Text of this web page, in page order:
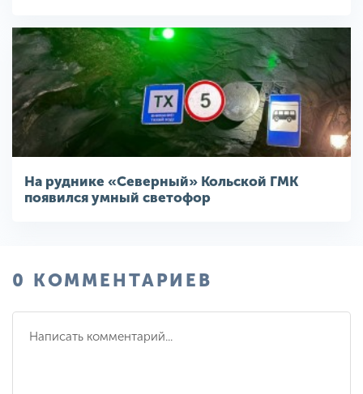
На руднике «Северный» Кольской ГМК
появился умный светофор
0 КОММЕНТАРИЕВ